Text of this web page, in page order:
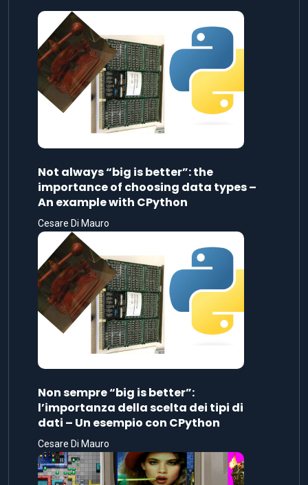
Not always “big is better”: the
importance of choosing data types –
An example with CPython
Cesare Di Mauro
Non sempre “big is better”:
l’importanza della scelta dei tipi di
dati – Un esempio con CPython
Cesare Di Mauro